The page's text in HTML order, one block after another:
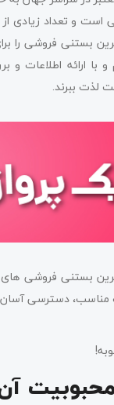
است و تعداد
بستنی فروشی را
ارائه اطلاعات و
لذت ببرند.
بستنی فروشی
مناسب، دسترسی